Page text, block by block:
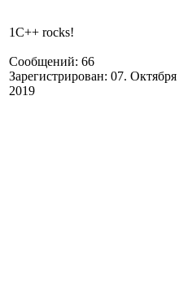
1C++ rocks!
Сообщений: 66
Зарегистрирован: 07. Октября
2019